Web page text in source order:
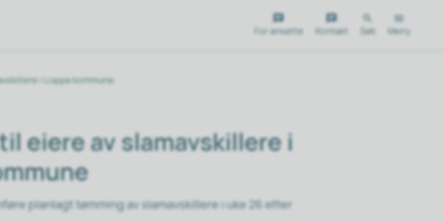
For ansatte Kontakt Søk Meny
i Loppa kommune
eiere av slamavskillere i
planlagt tømming av slamavskillere i uke 26 etter